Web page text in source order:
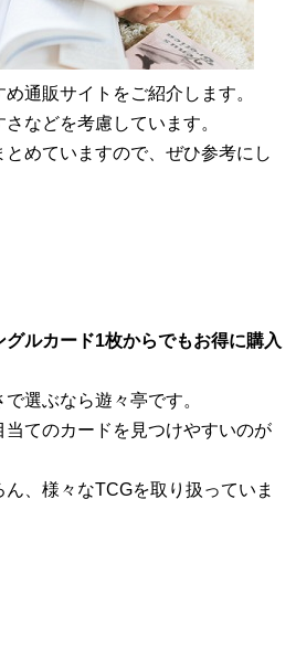
通販サイトをご紹介します。
などを考慮しています。
めていますので、ぜひ参考にし
ルカード1枚からでもお得に購入
選ぶなら遊々亭です。
てのカードを見つけやすいのが
、様々なTCGを取り扱っていま